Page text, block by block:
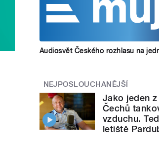
Audiosvět Českého rozhlasu na
NEJPOSLOUCHANĚJŠÍ
Jako jeden
Čechů
vzduchu.
letiště